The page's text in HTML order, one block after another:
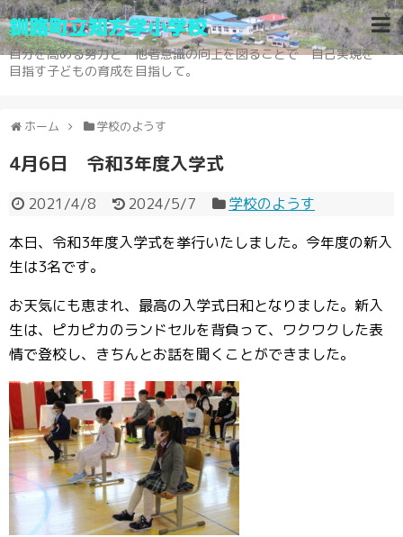
釧路町立知方学小学校
自分を高める努力と 他者意識の向上を図ることで 自己実現を
目指す子どもの育成を目指して。
ホーム 学校のようす
4月6日 令和3年度入学式
2021/4/8 2024/5/7
学校のようす
本日、令和3年度入学式を挙行いたしました。今年度の新入
生は3名です。
お天気にも恵まれ、最高の入学式日和となりました。新入
生は、ピカピカのランドセルを背負って、ワクワクした表
情で登校し、きちんとお話を聞くことができました。